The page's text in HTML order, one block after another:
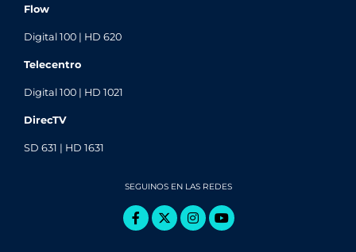
Flow
Digital 100 | HD 620
Telecentro
Digital 100 | HD 1021
DirecTV
SD 631 | HD 1631
SEGUINOS EN LAS REDES